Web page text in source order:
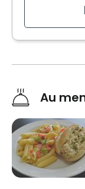
Entretien
Entretien
Au